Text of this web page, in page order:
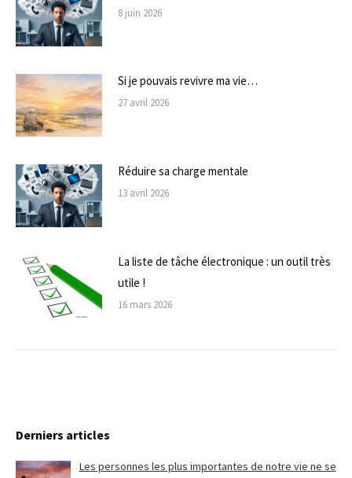
8 juin 2026
Si je pouvais revivre ma vie…
27 avril 2026
Réduire sa charge mentale
13 avril 2026
La liste de tâche électronique : un outil très
utile !
16 mars 2026
Derniers articles
Les personnes les plus importantes de notre vie ne se